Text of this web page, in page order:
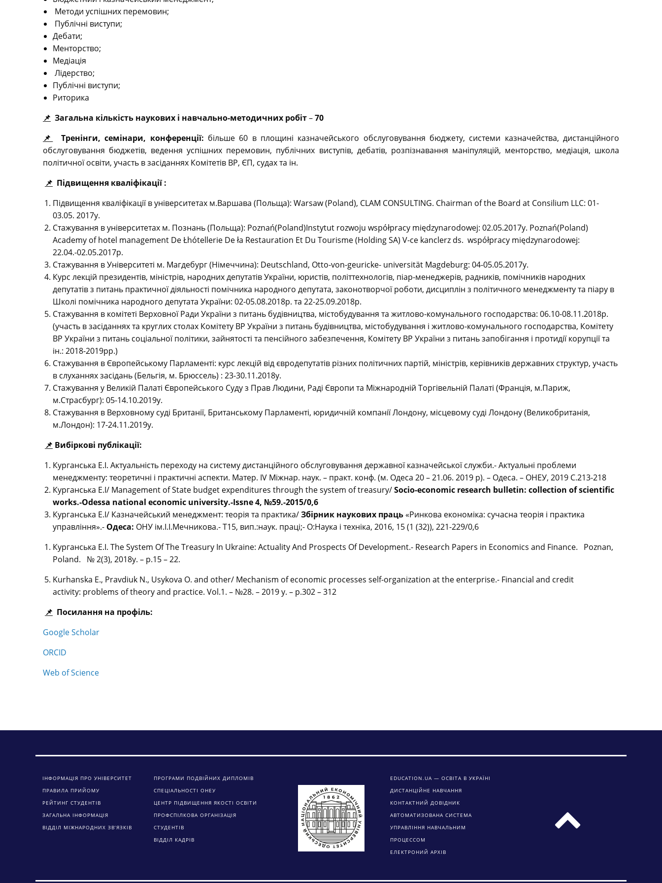
Методи успішних перемовин;
Публічні виступи;
Дебати;
Менторство;
Медіація
Лідерство;
Публічні виступи;
Риторика
📌 Загальна кількість наукових і навчально-методичних робіт–70
📌
Тренінги, семінари, конференції: більше 60 в площині казначейського обслуговування бюджету, системи казначейства, дистанційного
обслуговування бюджетів, ведення успішних перемовин, публічних виступів, дебатів, розпізнавання маніпуляцій, менторство, медіація, школа
політичної освіти, участь в засіданнях Комітетів ВР, ЄП, судах та ін.
📌 Підвищення кваліфікації :
Підвищення кваліфікації в університетах м.Варшава (Польща): Warsaw (Poland), CLAM CONSULTING. Chairman of the Board at Consilium LLC: 01-
03.05. 2017y.
Стажування в університетах м. Познань (Польща): Poznań(Poland)Instytut rozwoju współpracy międzynarodowej: 02.05.2017y. Poznań(Poland)
Academy of hotel management De Łhótellerie De ła Restauration Et Du Tourisme (Holding SA) V-ce kanclerz ds. współpracy międzynarodowej:
22.04.-02.05.2017р.
Стажування в Університеті м. Магдебург (Німеччина): Deutschland, Otto-von-geuricke- universität Magdeburg: 04-05.05.2017y.
Курс лекцій президентів, міністрів, народних депутатів України, юристів, політтехнологів, піар-менеджерів, радників, помічників народних
депутатів з питань практичної діяльності помічника народного депутата, законотворчої роботи, дисциплін з політичного менеджменту та піару в
Школі помічника народного депутата України: 02-05.08.2018р. та 22-25.09.2018р.
Стажування в комітеті Верховної Ради України з питань будівництва, містобудування та житлово-комунального господарства: 06.10-08.11.2018р.
(участь в засіданнях та круглих столах Комітету ВР України з питань будівництва, містобудування і житлово-комунального господарства, Комітету
ВР України з питань соціальної політики, зайнятості та пенсійного забезпечення, Комітету ВР України з питань запобігання і протидії корупції та
ін.: 2018-2019рр.)
Стажування в Європейському Парламенті: курс лекцій від євродепутатів різних політичних партій, міністрів, керівників державних структур, участь
в слуханнях засідань (Бельгія, м. Брюссель) : 23-30.11.2018у.
Стажування у Великій Палаті Європейського Суду з Прав Людини, Раді Європи та Міжнародній Торгівельній Палаті (Франція, м.Париж,
м.Страсбург): 05-14.10.2019у.
Стажування в Верховному суді Британії, Британському Парламенті, юридичній компанії Лондону, місцевому суді Лондону (Великобританія,
м.Лондон): 17-24.11.2019у.
📌 Вибіркові публікації:
Курганська Е.І. Актуальність переходу на систему дистанційного обслуговування державної казначейської служби.- Актуальні проблеми
менеджменту: теоретичні і практичні аспекти. Матер. ІV Міжнар. наук. – практ. конф. (м. Одеса 20 – 21.06. 2019 р). – Одеса. – ОНЕУ, 2019 С.213-218
Курганська Е.І/ Management of State budget expenditures through the system of treasury/Socio-economic research bulletin: collection of scientific
works.-Odessa national economic university.-Issne 4, №59.-2015/0,6
Курганська Е.І/ Казначейський менеджмент: теорія та практика/Збірник наукових праць«Ринкова економіка: сучасна теорія і практика
управління».- Одеса: ОНУ ім.І.І.Мечникова.- Т15, вип.:наук. праці;- О:Наука і техніка, 2016, 15 (1 (32)), 221-229/0,6
Курганська Е.І. The System Of The Treasury In Ukraine: Actuality And Prospects Of Development.- Research Papers in Economics and Finance. ­ Poznan,
Poland. ­ № 2(3), 2018y. – р.15 – 22.
Kurhanska E., Pravdiuk N., Usykova O. and other/ Mechanism of economic processes self-organization at the enterprise.- Financial and credit
activity: problems of theory and practice. Vol.1. – №28. – 2019 у. – р.302 – 312
📌 Посилання на профіль:
Google Scholar
ORCID
Web of Science
ІНФОРМАЦІЯ ПРО УНІВЕРСИТЕТ
ПРАВИЛА ПРИЙОМУ
РЕЙТИНГ СТУДЕНТІВ
ЗАГАЛЬНА ІНФОРМАЦІЯ
ВІДДІЛ МІЖНАРОДНИХ ЗВ’ЯЗКІВ
ПРОГРАМИ ПОДВІЙНИХ ДИПЛОМІВ
СПЕЦІАЛЬНОСТІ ОНЕУ
ЦЕНТР ПІДВИЩЕННЯ ЯКОСТІ ОСВІТИ
ПРОФСПІЛКОВА ОРГАНІЗАЦІЯ
СТУДЕНТІВ
ВІДДІЛ КАДРІВ
EDUCATION.UA — ОСВІТА В УКРАЇНІ
ДИСТАНЦІЙНЕ НАВЧАННЯ
КОНТАКТНИЙ ДОВІДНИК
АВТОМАТИЗОВАНА СИСТЕМА
УПРАВЛІННЯ НАВЧАЛЬНИМ
ПРОЦЕССОМ
ЕЛЕКТРОНИЙ АРХІВ